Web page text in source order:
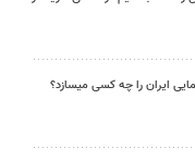
ایران را چه کسی میسازد؟